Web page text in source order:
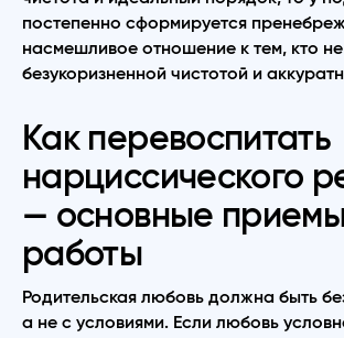
постепенно сформируется
насмешливое отношение к тем, кто
безукоризненной чистотой и
Как перевоспитать
нарциссического
— основные
работы
Родительская любовь должна быть
а не с условиями. Если любовь